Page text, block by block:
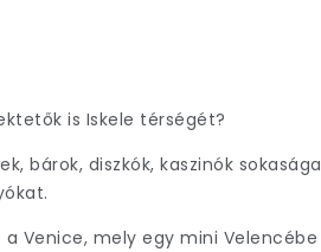
is Iskele térségét?
bárok, diszkók, kaszinók sokasága
Venice, mely egy mini Velencébe